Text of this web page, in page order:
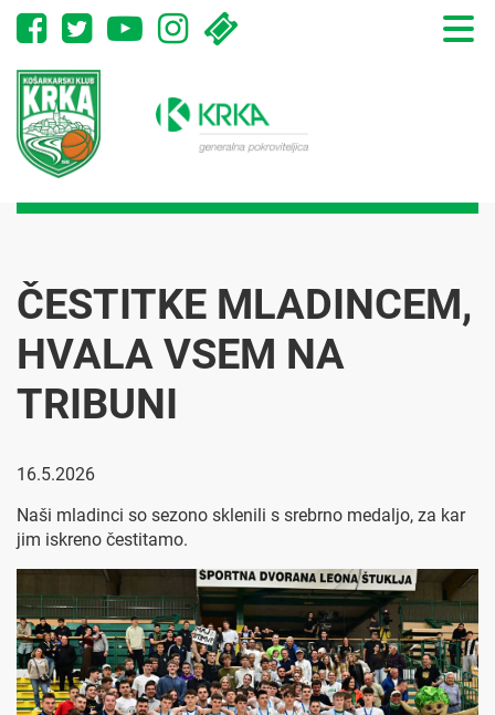
Toggle
ČESTITKE MLADINCEM,
HVALA VSEM NA
TRIBUNI
16.5.2026
Naši mladinci so sezono sklenili s srebrno medaljo, za kar
jim iskreno čestitamo.